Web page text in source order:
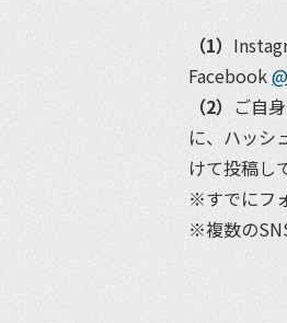
（1）
Facebook
（2） ご自
に、ハッシ
けて投稿し
※すでにフ
※複数の